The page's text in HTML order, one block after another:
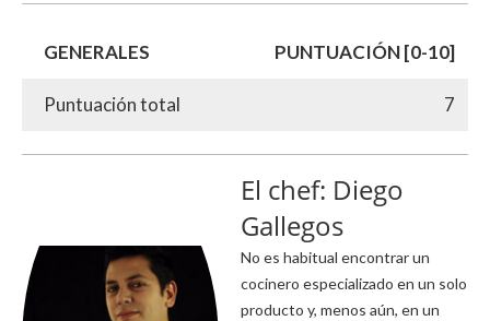
GENERALES PUNTUACIÓN [0-10]
Puntuación total 7
El chef: Diego
Gallegos
No es habitual encontrar un
cocinero especializado en un solo
producto y, menos aún, en un